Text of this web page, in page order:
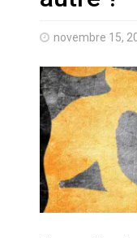
En
le
novembre 15,